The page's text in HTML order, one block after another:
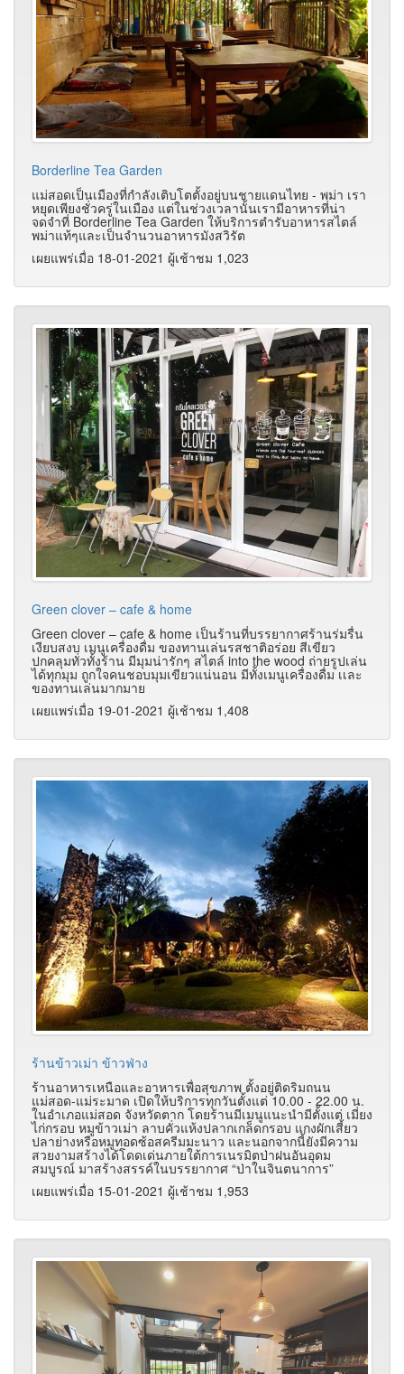
Borderline Tea Garden
แม่สอดเป็นเมืองที่กำลังเติบโตตั้งอยู่บนชายแดนไทย - พม่า เรา
หยุดเพียงชั่วครู่ในเมือง แต่ในช่วงเวลานั้นเรามีอาหารที่น่า
จดจำที่ Borderline Tea Garden ให้บริการตำรับอาหารสไตล์
พม่าแท้ๆและเป็นจำนวนอาหารมังสวิรัต
เผยแพร่เมื่อ 18-01-2021 ผู้เช้าชม 1,023
Green clover – cafe & home
Green clover – cafe & home เป็นร้านที่บรรยากาศร้านร่มรื่น
เงียบสงบ เมนูเครื่องดื่ม ของทานเล่นรสชาติอร่อย สีเขียว
ปกคลุมทั่วทั้งร้าน มีมุมน่ารักๆ สไตล์ into the wood ถ่ายรูปเล่น
ได้ทุกมุม ถูกใจคนชอบมุมเขียวแน่นอน มีทั้งเมนูเครื่องดื่ม เเละ
ของทานเล่นมากมาย
เผยแพร่เมื่อ 19-01-2021 ผู้เช้าชม 1,408
ร้านข้าวเม่า ข้าวฟ่าง
ร้านอาหารเหนือและอาหารเพื่อสุขภาพ ตั้งอยู่ติดริมถนน
แม่สอด-แม่ระมาด เปิดให้บริการทุกวันตั้งแต่ 10.00 - 22.00 น.
ในอำเภอแม่สอด จังหวัดตาก โดยร้านมีเมนูแนะนำมีตั้งแต่ เมี่ยง
ไก่กรอบ หมูข้าวเม่า ลาบคั่วแห้งปลากเกล็ดกรอบ แกงผักเสี้ยว
ปลาย่างหรือหมูทอดซ้อสครีมมะนาว และนอกจากนี้ยังมีความ
สวยงามสร้างได้โดดเด่นภายใต้การเนรมิตป่าฝนอันอุดม
สมบูรณ์ มาสร้างสรรค์ในบรรยากาศ “ป่าในจินตนาการ”
เผยแพร่เมื่อ 15-01-2021 ผู้เช้าชม 1,953